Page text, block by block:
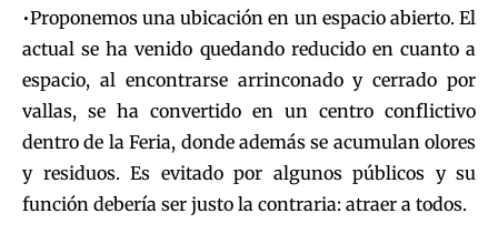
•Proponemos una ubicación en un espacio abierto. El
actual se ha venido quedando reducido en cuanto a
espacio, al encontrarse arrinconado y cerrado por
vallas, se ha convertido en un centro conflictivo
dentro de la Feria, donde además se acumulan olores
y residuos. Es evitado por algunos públicos y su
función debería ser justo la contraria: atraer a todos.